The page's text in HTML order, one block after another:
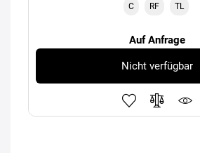
C RF TL
Auf Anfrage
Nicht verfügbar